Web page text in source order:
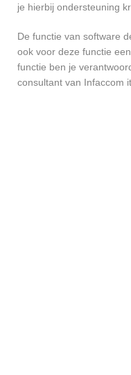
je hierbij ondersteuning
De functie van software
ook voor deze functie
functie ben je
consultant van Infaccom